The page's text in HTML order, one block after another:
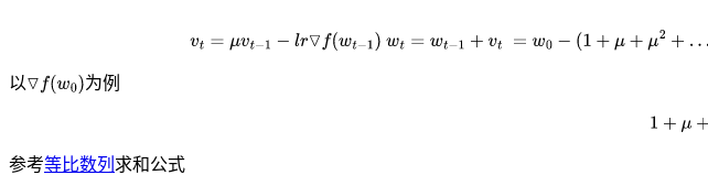
以 为例
参考等比数列 求和公式